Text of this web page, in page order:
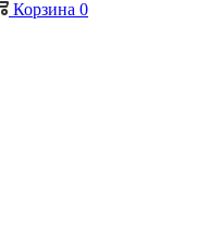
Корзина 0